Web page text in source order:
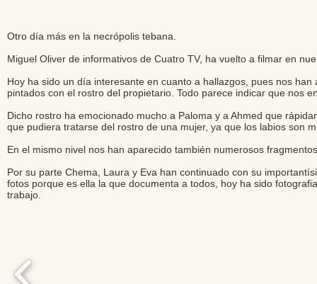
Otro día más en la necrópolis tebana.
Miguel Oliver de informativos de Cuatro TV, ha vuelto a filmar en
Hoy ha sido un día interesante en cuanto a hallazgos, pues nos
pintados con el rostro del propietario. Todo parece indicar que nos
Dicho rostro ha emocionado mucho a Paloma y a Ahmed que
que pudiera tratarse del rostro de una mujer, ya que los labios son
En el mismo nivel nos han aparecido también numerosos
Por su parte Chema, Laura y Eva han continuado con su
fotos porque es ella la que documenta a todos, hoy ha sido
trabajo.